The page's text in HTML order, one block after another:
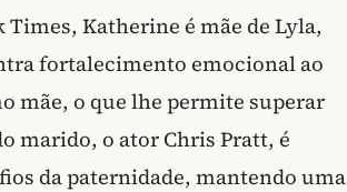
Katherine é mãe de Lyla,
fortalecimento emocional ao
mãe, o que lhe permite superar
marido, o ator Chris Pratt, é
da paternidade, mantendo uma